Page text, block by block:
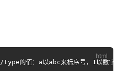
type的值：a以abc来标序号，1以数字